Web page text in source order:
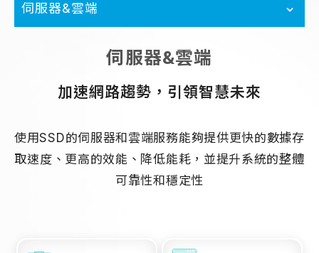
伺服器&雲端
伺服器&雲端
加速網路趨勢，引領智慧未來
使用SSD的伺服器和雲端服務能夠提供更快的數據存
取速度、更高的效能、降低能耗，並提升系統的整體
可靠性和穩定性